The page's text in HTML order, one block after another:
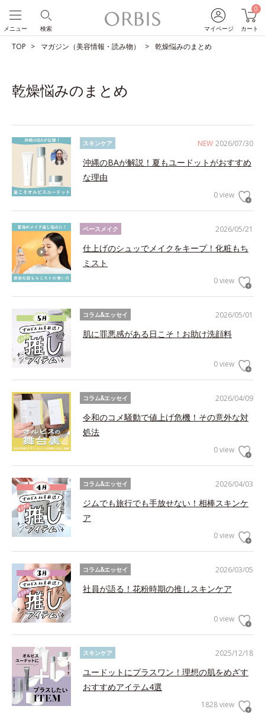
マイページ
0
カート
検索
メニュー
TOP マガジン（美容情報・読み物） 乾燥悩みのまとめ
乾燥悩みのまとめ
NEW 2026/07/30
スキンケア
沖縄のBAが解説！夏もユードットがおすすめ
な理由
0 view
2026/05/21
ベースメイク
仕上げのシュッでメイクをキープ！化粧もち
ミスト
0 view
2026/05/01
コラム&エッセイ
肌に罪悪感がある日こそ！お助け洗顔料
0 view
2026/04/09
コラム&エッセイ
令和のコメ騒動で値上げ危機！その意外な対
処法
0 view
2026/04/03
コラム&エッセイ
ジムでも旅行でも手放せない！相棒スキンケ
ア
0 view
2026/03/05
コラム&エッセイ
社員が語る！花粉時期の推しスキンケア
0 view
2025/12/18
スキンケア
ユードットにプラスワン！理想の肌をめざす
おすすめアイテム4選
1828 view